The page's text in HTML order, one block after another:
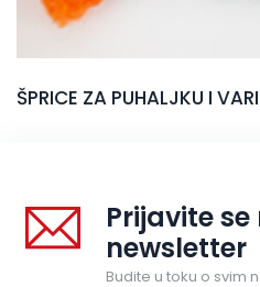
ŠPRICE ZA PUHALJKU I
Prijavite
newsletter
Budite u toku o svim